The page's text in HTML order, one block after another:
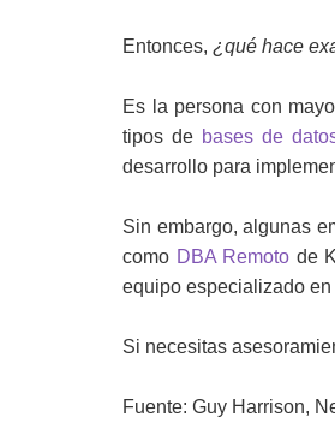
Entonces, ¿qué hace
Es la persona con
tipos de bases de
desarrollo para
Sin embargo, algunas
como DBA Remoto de
equipo especializado
Si necesitas
Fuente: Guy Harrison,